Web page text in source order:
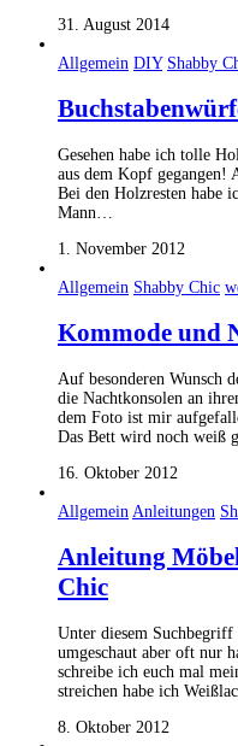
31. August 2014
Allgemein DIY Shabby
Gesehen habe ich tolle
aus dem Kopf gegangen!
Bei den Holzresten habe
Mann…
1. November 2012
Allgemein Shabby Chic
Kommode und
Auf besonderen Wunsch
die Nachtkonsolen an
dem Foto ist mir
Das Bett wird noch weiß
16. Oktober 2012
Allgemein Anleitungen
Anleitung
Chic
Unter diesem
umgeschaut aber oft nur
schreibe ich euch mal
streichen habe ich
8. Oktober 2012